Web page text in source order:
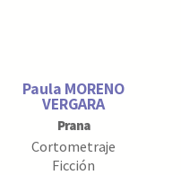
Paula MORENO
VERGARA
Prana
Cortometraje
Ficción